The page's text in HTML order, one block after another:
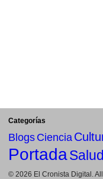
Categorías
BlogsCiencia
PortadaSalud
© 2026 El Cronista Digital .